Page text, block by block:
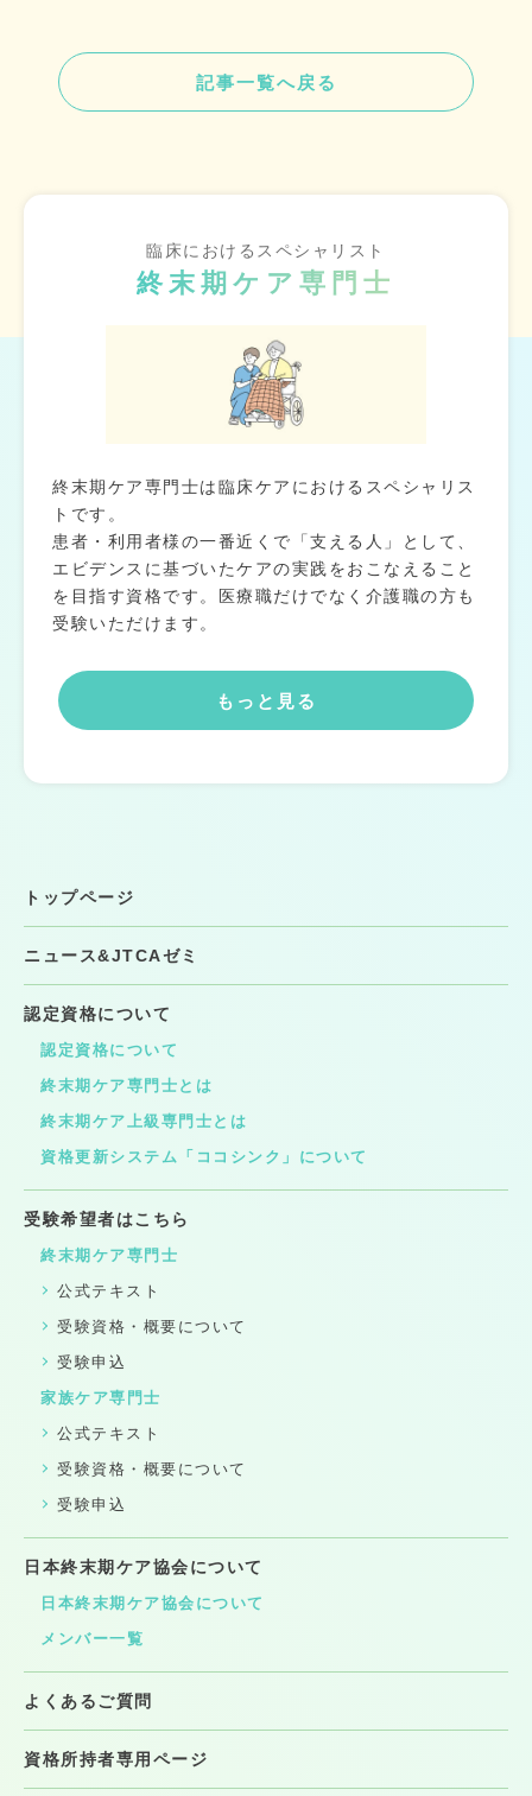
記事一覧へ戻る
臨床におけるスペシャリスト
終末期ケア専門士
終末期ケア専門士は臨床ケアにおけるスペシャリス
トです。
患者・利用者様の一番近くで「支える人」として、
エビデンスに基づいたケアの実践をおこなえること
を目指す資格です。医療職だけでなく介護職の方も
受験いただけます。
もっと見る
トップページ
ニュース&JTCAゼミ
認定資格について
認定資格について
終末期ケア専門士とは
終末期ケア上級専門士とは
資格更新システム「ココシンク」について
受験希望者はこちら
終末期ケア専門士
公式テキスト
受験資格・概要について
受験申込
家族ケア専門士
公式テキスト
受験資格・概要について
受験申込
日本終末期ケア協会について
日本終末期ケア協会について
メンバー一覧
よくあるご質問
資格所持者専用ページ